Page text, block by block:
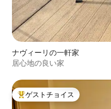
ナヴィーリの一軒家
居心地の良い家
大好評のゲストチョイスです。
ゲストチョイス